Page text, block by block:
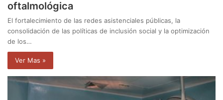
oftalmológica
El fortalecimiento de las redes asistenciales públicas, la
consolidación de las políticas de inclusión social y la optimización
de los…
Ver Mas »